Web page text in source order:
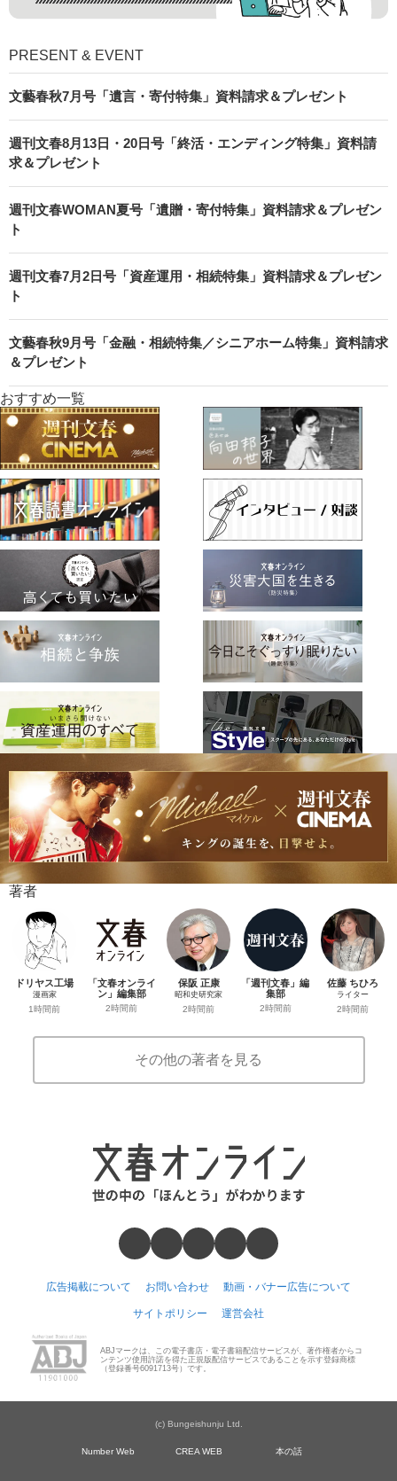
PRESENT & EVENT
文藝春秋7月号「遺言・寄付特集」資料請求＆プレゼント
週刊文春8月13日・20日号「終活・エンディング特集」資料請
求＆プレゼント
週刊文春WOMAN夏号「遺贈・寄付特集」資料請求＆プレゼン
ト
週刊文春7月2日号「資産運用・相続特集」資料請求＆プレゼン
ト
文藝春秋9月号「金融・相続特集／シニアホーム特集」資料請求
＆プレゼント
おすすめ一覧
著者
ドリヤス工場
漫画家
1時間前
「文春オンライ
ン」編集部
2時間前
保阪 正康
昭和史研究家
2時間前
「週刊文春」編
集部
2時間前
佐藤 ちひろ
ライター
2時間前
その他の著者を見る
広告掲載について お問い合わせ 動画・バナー広告について
サイトポリシー 運営会社
ABJマークは、この電子書店・電子書籍配信サービスが、著作権者からコ
ンテンツ使用許諾を得た正規版配信サービスであることを示す登録商標
（登録番号6091713号）です。
(c) Bungeishunju Ltd.
Number Web CREA WEB 本の話